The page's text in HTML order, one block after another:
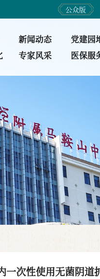
公众版
新闻动态 党建园
专家风采 医保服
一次性使用无菌阴道